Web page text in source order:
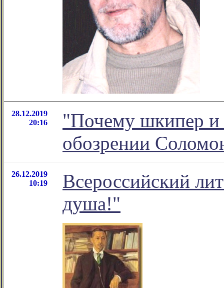
28.12.2019
20:16
"Почему шкипер и
обозрении
26.12.2019
10:19
Всероссийский
душа!"